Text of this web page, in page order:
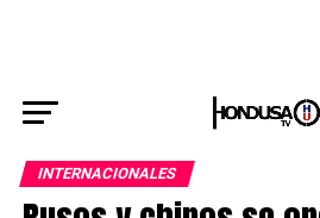
INTERNACIONALES